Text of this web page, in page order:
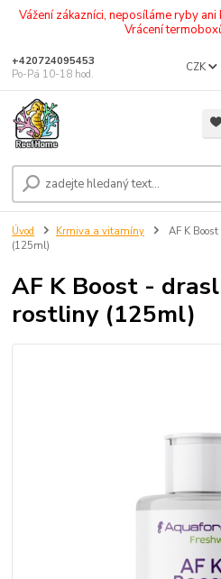
Vážení zákazníci, neposíláme ryby
Vrácení
CZK
+420724095453
Po-Pá 10-18 hod.
Úvod Krmiva a vitamíny
AF K
(125ml)
AF K Boost -
rostliny (125ml)